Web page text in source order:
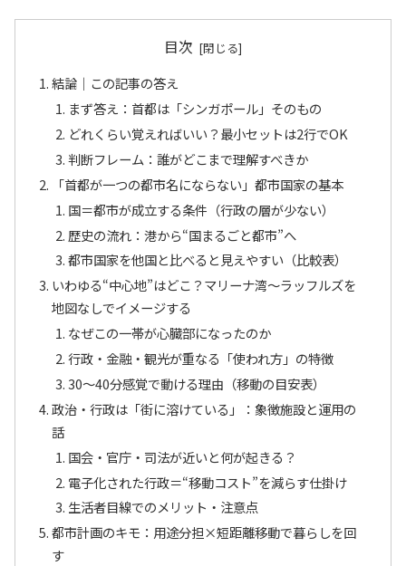
目次
結論｜この記事の答え
まず答え：首都は「シンガポール」そのもの
どれくらい覚えればいい？最小セットは2行でOK
判断フレーム：誰がどこまで理解すべきか
「首都が一つの都市名にならない」都市国家の基本
国＝都市が成立する条件（行政の層が少ない）
歴史の流れ：港から“国まるごと都市”へ
都市国家を他国と比べると見えやすい（比較表）
いわゆる“中心地”はどこ？マリーナ湾〜ラッフルズを
地図なしでイメージする
なぜこの一帯が心臓部になったのか
行政・金融・観光が重なる「使われ方」の特徴
30〜40分感覚で動ける理由（移動の目安表）
政治・行政は「街に溶けている」：象徴施設と運用の
話
国会・官庁・司法が近いと何が起きる？
電子化された行政＝“移動コスト”を減らす仕掛け
生活者目線でのメリット・注意点
都市計画のキモ：用途分担×短距離移動で暮らしを回
す